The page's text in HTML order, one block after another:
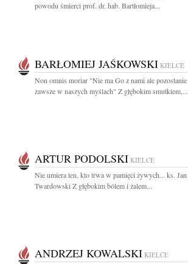
powodu śmierci prof. dr. hab. Bartłomieja...
BARŁOMIEJ JAŚKOWSKI KIELCE
Non omnis moriar "Nie ma Go z nami ale pozostanie
zawsze w naszych myślach" Z głębokim smutkiem,...
ARTUR PODOLSKI KIELCE
Nie umiera ten, kto trwa w pamięci żywych... ks. Jan
Twardowski Z głębokim bólem i żalem...
ANDRZEJ KOWALSKI KIELCE